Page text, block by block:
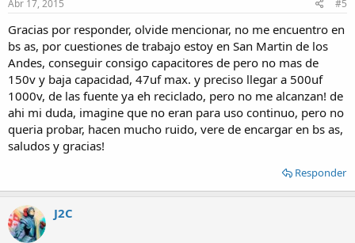
Abr 17, 2015 #5
Gracias por responder, olvide mencionar, no me encuentro en
bs as, por cuestiones de trabajo estoy en San Martin de los
Andes, conseguir consigo capacitores de pero no mas de
150v y baja capacidad, 47uf max. y preciso llegar a 500uf
1000v, de las fuente ya eh reciclado, pero no me alcanzan! de
ahi mi duda, imagine que no eran para uso continuo, pero no
queria probar, hacen mucho ruido, vere de encargar en bs as,
saludos y gracias!
Responder
J2C